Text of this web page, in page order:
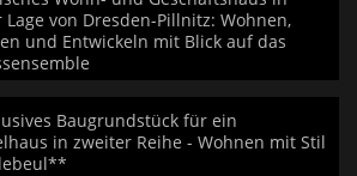
Lage von Dresden-Pillnitz: Wohnen,
und Entwickeln mit Blick auf das
Baugrundstück für ein
in zweiter Reihe - Wohnen mit Stil